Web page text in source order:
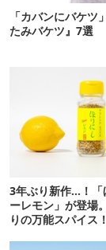
「カバンにバケ
たみバケツ』7選
3年ぶり新作…！「
ーレモン」が登場
りの万能スパイス